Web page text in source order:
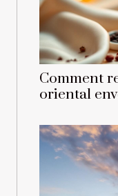
Comment
oriental